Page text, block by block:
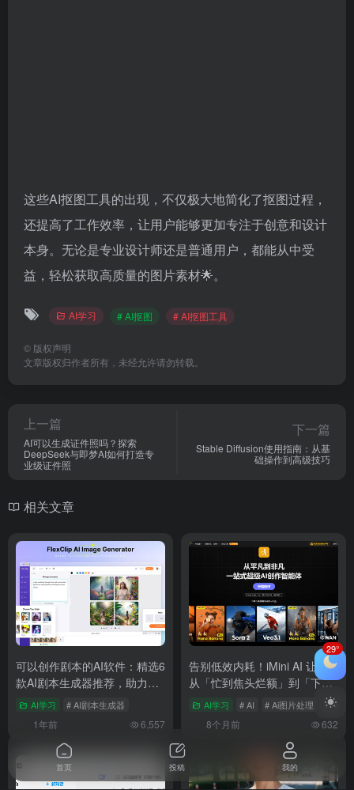
这些AI抠图工具的出现，不仅极大地简化了抠图过程，
还提高了工作效率，让用户能够更加专注于创意和设计
本身。无论是专业设计师还是普通用户，都能从中受
益，轻松获取高质量的图片素材🌟。
AI学习 # AI抠图 # AI抠图工具
© 版权声明
文章版权归作者所有，未经允许请勿转载。
上一篇
AI可以生成证件照吗？探索
DeepSeek与即梦AI如何打造专
业级证件照
下一篇
Stable Diffusion使用指南：从基
础操作到高级技巧
相关文章
可以创作剧本的AI软件：精选6
款AI剧本生成器推荐，助力编
剧创作
AI学习 # AI剧本生成器
1年前 6,557
告别低效内耗！iMini AI 让我
从「忙到焦头烂额」到「下班
准时打卡」
AI学习 # AI # Ai图片处理 # AI图
8个月前 632
29°
首页 投稿 我的